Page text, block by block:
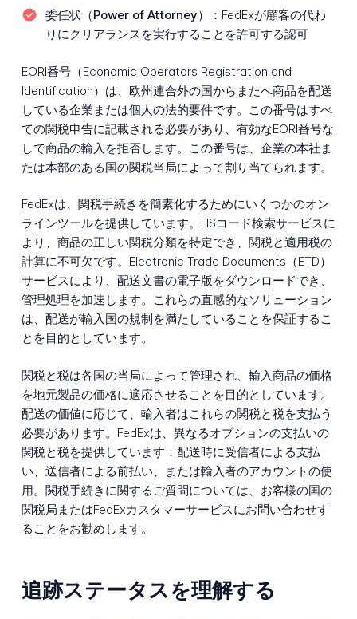
委任状（Power of Attorney）： FedExが顧客の代わ
りにクリアランスを実行することを許可する認可
EORI番号（Economic Operators Registration and
Identification）は、欧州連合外の国からまたへ商品を配送
している企業または個人の法的要件です。この番号はすべ
ての関税申告に記載される必要があり、有効なEORI番号な
しで商品の輸入を拒否します。この番号は、企業の本社ま
たは本部のある国の関税当局によって割り当てられます。
FedExは、関税手続きを簡素化するためにいくつかのオン
ラインツールを提供しています。HSコード検索サービスに
より、商品の正しい関税分類を特定でき、関税と適用税の
計算に不可欠です。Electronic Trade Documents（ETD）
サービスにより、配送文書の電子版をダウンロードでき、
管理処理を加速します。これらの直感的なソリューション
は、配送が輸入国の規制を満たしていることを保証するこ
とを目的としています。
関税と税は各国の当局によって管理され、輸入商品の価格
を地元製品の価格に適応させることを目的としています。
配送の価値に応じて、輸入者はこれらの関税と税を支払う
必要があります。FedExは、異なるオプションの支払いの
関税と税を提供しています：配送時に受信者による支払
い、送信者による前払い、または輸入者のアカウントの使
用。関税手続きに関するご質問については、お客様の国の
関税局またはFedExカスタマーサービスにお問い合わせす
ることをお勧めします。
追跡ステータスを理解する